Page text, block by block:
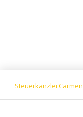
Steuerkanzlei